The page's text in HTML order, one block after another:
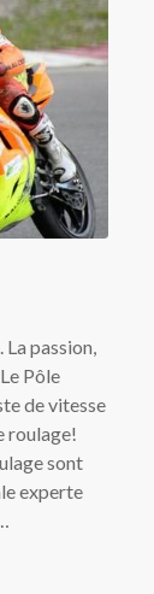
passion,
Pôle
de vitesse
roulage!
sont
experte